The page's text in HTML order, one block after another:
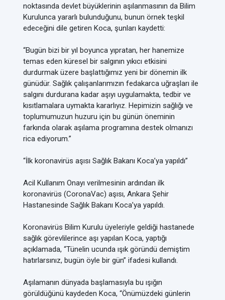
noktasında devlet büyüklerinin aşılanmasının da Bilim
Kurulunca yararlı bulunduğunu, bunun örnek teşkil
edeceğini dile getiren Koca, şunları kaydetti:
“Bugün bizi bir yıl boyunca yıpratan, her hanemize
temas eden küresel bir salgının yıkıcı etkisini
durdurmak üzere başlattığımız yeni bir dönemin ilk
günüdür. Sağlık çalışanlarımızın fedakarca uğraşları ile
salgını durdurana kadar aşıyı uygulamakta, tedbir ve
kısıtlamalara uymakta kararlıyız. Hepimizin sağlığı ve
toplumumuzun huzuru için bu günün öneminin
farkında olarak aşılama programına destek olmanızı
rica ediyorum.”
“İlk koronavirüs aşısı Sağlık Bakanı Koca’ya yapıldı”
Acil Kullanım Onayı verilmesinin ardından ilk
koronavirüs (CoronaVac) aşısı, Ankara Şehir
Hastanesinde Sağlık Bakanı Koca’ya yapıldı.
Koronavirüs Bilim Kurulu üyeleriyle geldiği hastanede
sağlık görevlilerince aşı yapılan Koca, yaptığı
açıklamada, “Tünelin ucunda ışık göründü demiştim
hatırlarsınız, bugün öyle bir gün” ifadesi kullandı.
Aşılamanın dünyada başlamasıyla bu ışığın
görüldüğünü kaydeden Koca, “Önümüzdeki günlerin